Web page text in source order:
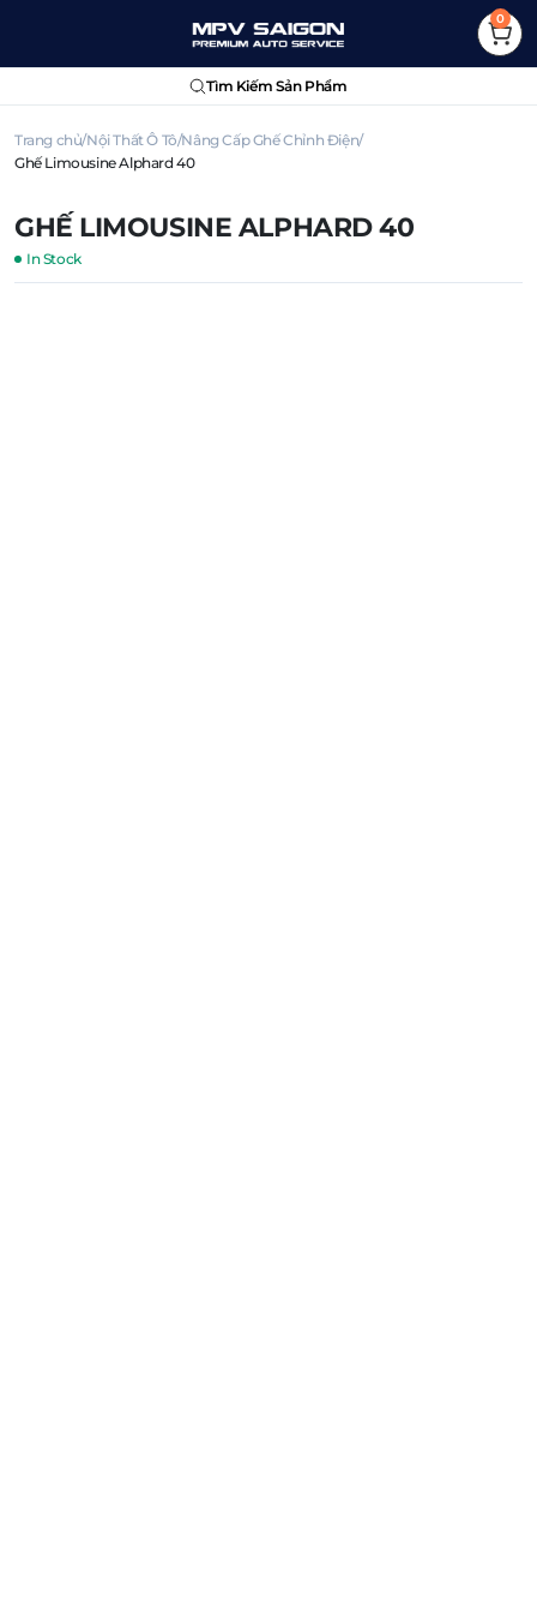
0
Tìm Kiếm Sản Phẩm
Trang chủ Nội Thất Ô Tô Nâng Cấp Ghế Chỉnh Điện
Ghế Limousine Alphard 40
GHẾ LIMOUSINE ALPHARD 40
In Stock